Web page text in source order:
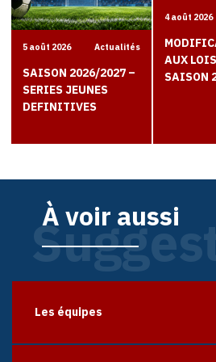
5 août 2026 Actualités
SAISON 2026/2027 –
SERIES JEUNES
DEFINITIVES
4 août 2026
AUX
SAISON
À voir aussi
Les équipes